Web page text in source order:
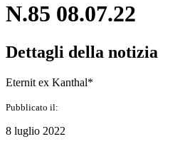
N.85 08.07.22
Dettagli della notizia
Eternit ex Kanthal*
Pubblicato il:
8 luglio 2022